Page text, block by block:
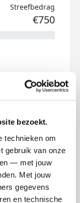
bezoekt.
technieken om
gebruik van onze
— met jouw
Met jouw
gegevens
en technische
Streefbedrag
€750